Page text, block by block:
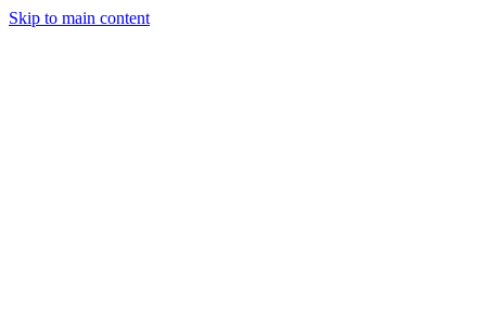
Skip to main content